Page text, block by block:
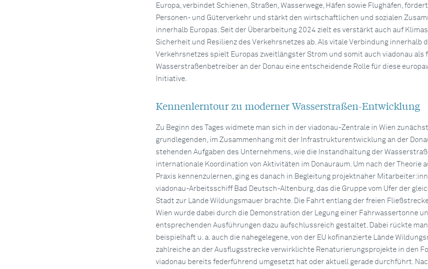
Europa, verbindet Schienen, Straßen, Wasserwege, Häfen sowie Flughäfen,
Personen- und Güterverkehr und stärkt den wirtschaftlichen und sozialen
innerhalb Europas. Seit der Überarbeitung 2024 zielt es verstärkt auch auf
Sicherheit und Resilienz des Verkehrsnetzes ab. Als vitale Verbindung innerhalb
Verkehrsnetzes spielt Europas zweitlängster Strom und somit auch viadonau als
Wasserstraßenbetreiber an der Donau eine entscheidende Rolle für diese
Initiative.
Kennenlerntour zu moderner Wasserstraßen-Entwicklung
Zu Beginn des Tages widmete man sich in der viadonau-Zentrale in Wien zunächst
grundlegenden, im Zusammenhang mit der Infrastrukturentwicklung an der
stehenden Aufgaben des Unternehmens, wie die Instandhaltung der
internationale Koordination von Aktivitäten im Donauraum. Um nach der Theorie
Praxis kennenzulernen, ging es danach in Begleitung projektnaher
viadonau-Arbeitsschiff Bad Deutsch-Altenburg, das die Gruppe vom Ufer der
Stadt zur Lände Wildungsmauer brachte. Die Fahrt entlang der freien
Wien wurde dabei durch die Demonstration der Legung einer Fahrwassertonne
entsprechenden Ausführungen dazu aufschlussreich gestaltet. Dabei rückte man
beispielhaft u. a. auch die nahegelegene, von der EU kofinanzierte Lände
zahlreiche an der Ausflugsstrecke verwirklichte Renaturierungsprojekte in den
viadonau bereits federführend umgesetzt hat oder aktuell gerade durchführt.